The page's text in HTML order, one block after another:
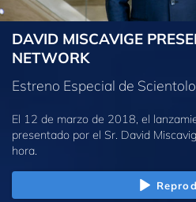
DAVID MISCAVIGE
NETWORK
Estreno Especial de
El 12 de marzo de 2018, el
presentado por el Sr. David
hora.